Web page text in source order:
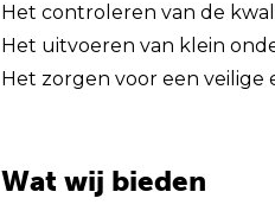
Het controleren van de
Het uitvoeren van klein
Het zorgen voor een
Wat wij bieden